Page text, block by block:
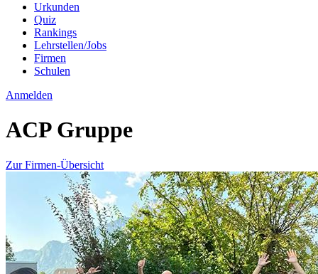
Urkunden
Quiz
Rankings
Lehrstellen/Jobs
Firmen
Schulen
Anmelden
ACP Gruppe
Zur Firmen-Übersicht